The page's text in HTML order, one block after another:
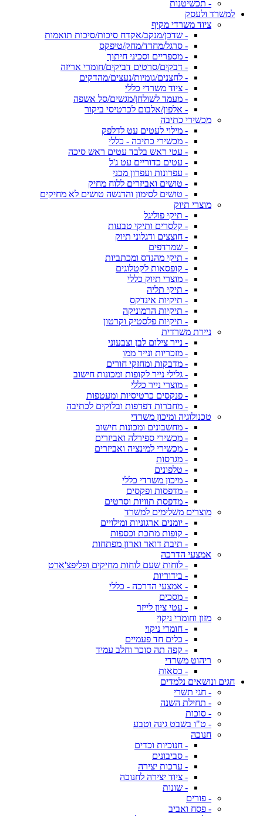
- תכשיטנות
למשרד ולעסק
ציוד משרדי מקיף
- שדכן/מנקב/אקדח סיכות/סיכות תואמות
- סרגל/מחדד/מחק/טיפקס
- מספריים וסכיני חיתוך
- דבקים/סרטים דביקים/חומרי אריזה
- לחצנים/גומיות/נעצים/מהדקים
- ציוד משרדי כללי
- מעמד לשולחן/מגשים/סל אשפה
- אלפון/אלבום לכרטיסי ביקור
מכשירי כתיבה
- מילוי לעטים עט לדלפק
- מכשירי כתיבה - כללי
- עטי ראש בלבד עטים ראש סיכה
- עטים כדוריים עט ג'ל
- עפרונות ועפרון מכני
- טושים ואביזרים ללוח מחיק
- טושים לסימון והדגשה טושים לא מחיקים
מוצרי תיוק
- תיקי פוליגל
- קלסרים ותיקי טבעות
- חוצצים ודגלוני תיוק
- שמרדפים
- תיקי מהנדס ומכתביות
- קופסאות לקטלוגים
- מוצרי תיוק כללי
- תיקי תליה
- תיקיות אינדקס
- תיקיות הרמוניקה
- תיקיות פלסטיק וקרטון
ניירת משרדית
- נייר צילום לבן וצבעוני
- מזכריות ונייר ממו
- מדבקות ומחזקי חורים
- גלילי נייר לקופות ומכונות חישוב
- מוצרי נייר כללי
- פנקסים כרטיסיות ומעטפות
- מחברות דפדפות ובלוקים לכתיבה
טכנולוגיה ומיכון משרדי
- מחשבונים ומכונות חישוב
- מכשירי ספירלה ואביזרים
- מכשירי למינציה ואביזרים
- מגרסות
- טלפונים
- מיכון משרדי כללי
- מדפסות ופקסים
- מדפסת תוויות וסרטים
מוצרים משלימים למשרד
- יומנים ארגוניות ומילויים
- קופות מתכת וכספות
- תיבת דואר וארון מפתחות
אמצעי הדרכה
- לוחות שעם לוחות מחיקים ופליפצ'ארט
- בידוריות
- אמצעי הדרכה - כללי
- מסכים
- עטי ציון לייזר
מזון וחומרי ניקוי
- חומרי ניקוי
- כלים חד פעמיים
- קפה תה סוכר וחלב עמיד
ריהוט משרדי
- כסאות
חגים ונושאים נלמדים
- חגי תשרי
- תחילת השנה
- סוכות
- ט"ו בשבט גינה וטבע
חנוכה
- חנוכיות וכדים
- סביבונים
- ערכות יצירה
- ציוד יצירה לחנוכה
- שונות
- פורים
- פסח ואביב